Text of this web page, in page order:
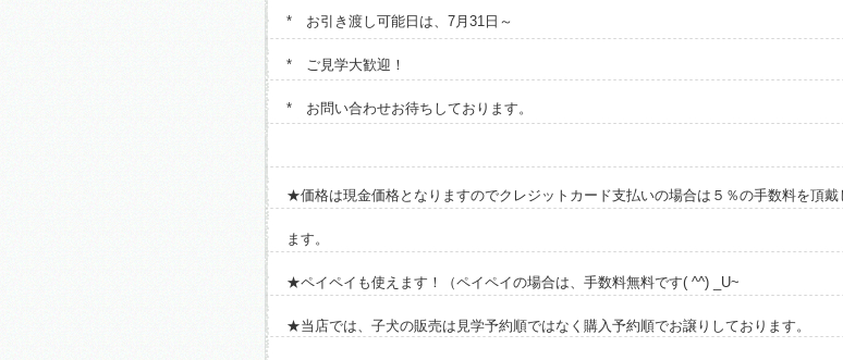
* お引き渡し可能日は、7月31日～
* ご見学大歓迎！
* お問い合わせお待ちしております。
★価格は現金価格となりますのでクレジットカード支払いの場合は５％の手数料を頂戴
ます。
★ペイペイも使えます！（ペイペイの場合は、手数料無料です( ^^) _U~
★当店では、子犬の販売は見学予約順ではなく購入予約順でお譲りしております。